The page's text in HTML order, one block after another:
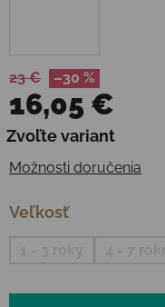
23 € –30 %
16,05 €
Jednotková cena:
Zvoľte variant
Možnosti doručenia
Veľkosť